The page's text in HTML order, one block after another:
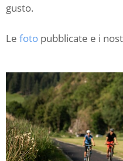
gusto.
Le foto pubblicate e i